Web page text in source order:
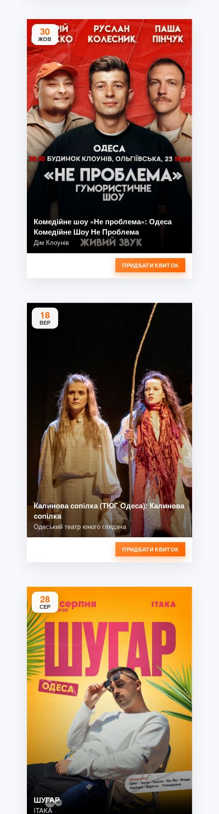
30
ЖОВ
Комедійне шоу «Не проблема»: Одеса
Комедійне Шоу Не Проблема
Дім Клоунів
ПРИДБАТИ КВИТОК
18
ВЕР
Калинова сопілка (ТЮГ Одеса): Калинова
сопілка
Одеський театр юного глядача
ПРИДБАТИ КВИТОК
28
СЕР
ШУГАР
ITAKA